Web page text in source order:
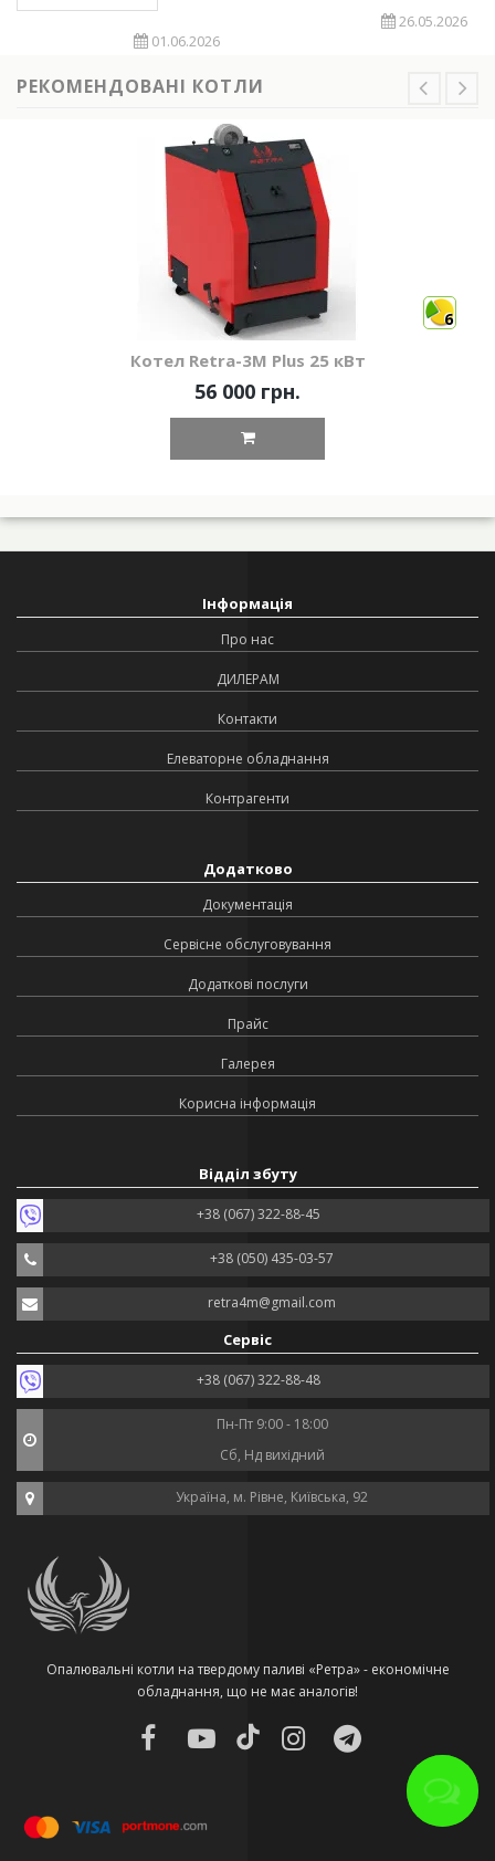
01.06.2026
26.05.2026
РЕКОМЕНДОВАНІ КОТЛИ
6
Котел Retra-3М Plus 25 кВт
56 000 грн.
Інформація
Про нас
ДИЛЕРАМ
Контакти
Елеваторне обладнання
Контрагенти
Додатково
Документація
Сервісне обслуговування
Додаткові послуги
Прайс
Галерея
Корисна інформація
Відділ збуту
+38 (067) 322-88-45
+38 (050) 435-03-57
retra4m@gmail.com
Сервіс
+38 (067) 322-88-48
Пн-Пт 9:00 - 18:00
Сб, Нд вихідний
Україна, м. Рівне, Київська, 92
Опалювальні котли на твердому паливі «Ретра» - економічне
обладнання, що не має аналогів!